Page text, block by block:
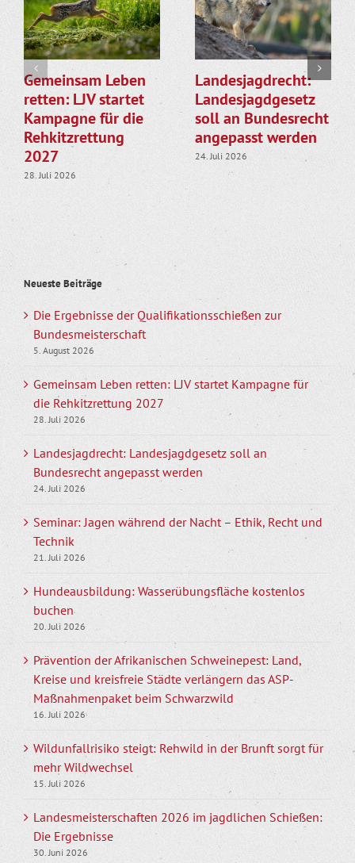
Gemeinsam Leben
retten: LJV startet
Kampagne für die
Rehkitzrettung
2027
28. Juli 2026
Landesjagdrecht:
Landesjagdgesetz
soll an Bundesrecht
angepasst werden
24. Juli 2026
Neueste Beiträge
Die Ergebnisse der Qualifikationsschießen zur
Bundesmeisterschaft
5. August 2026
Gemeinsam Leben retten: LJV startet Kampagne für
die Rehkitzrettung 2027
28. Juli 2026
Landesjagdrecht: Landesjagdgesetz soll an
Bundesrecht angepasst werden
24. Juli 2026
Seminar: Jagen während der Nacht – Ethik, Recht und
Technik
21. Juli 2026
Hundeausbildung: Wasserübungsfläche kostenlos
buchen
20. Juli 2026
Prävention der Afrikanischen Schweinepest: Land,
Kreise und kreisfreie Städte verlängern das ASP-
Maßnahmenpaket beim Schwarzwild
16. Juli 2026
Wildunfallrisiko steigt: Rehwild in der Brunft sorgt für
mehr Wildwechsel
15. Juli 2026
Landesmeisterschaften 2026 im jagdlichen Schießen:
Die Ergebnisse
30. Juni 2026